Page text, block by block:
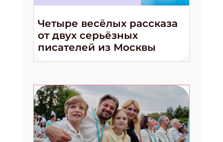
Четыре весёлых рассказа
от двух серьёзных
писателей из Москвы